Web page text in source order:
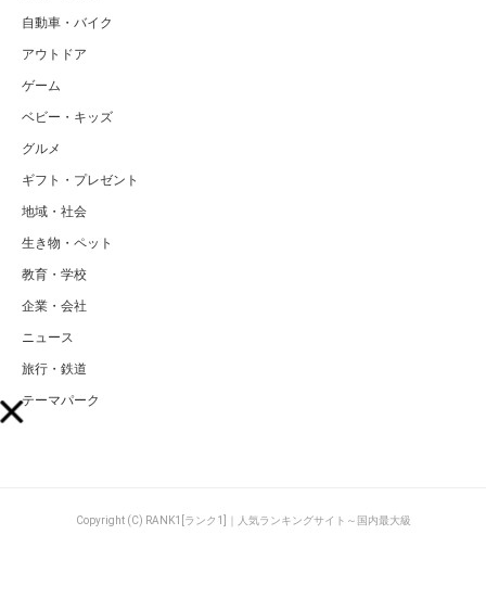
自動車・バイク
アウトドア
ゲーム
ベビー・キッズ
グルメ
ギフト・プレゼント
地域・社会
生き物・ペット
教育・学校
企業・会社
ニュース
旅行・鉄道
テーマパーク
Copyright (C) RANK1[ランク1]｜人気ランキングサイト～国内最大級